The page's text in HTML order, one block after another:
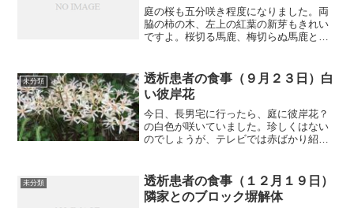
庭の桜も五分咲き程度になりました。両
脇の柿の木、左上の紅葉の新芽もきれい
ですよ。桜切る馬鹿、梅切らぬ馬鹿と昔
うに毎年、上の方を切っています。素人
が切りますから、不格好な...
未分類
透析患者の食事（９月２３日）白
い彼岸花
今日、長男宅に行ったら、庭に彼岸花？
の白色が咲いていました。珍しくはない
のでしょうが、テレビでは赤ばかり紹介
子丼です）味が少し薄かったと思いま
す。原因は、いつもは、減塩...
未分類
透析患者の食事（１２月１９日）
隣家とのブロック塀解体